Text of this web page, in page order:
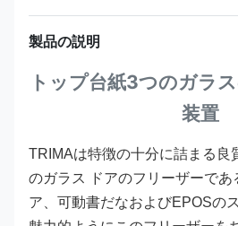
製品の説明
トップ台紙3つのガラ
装置
TRIMAは特徴の十分に詰まる良
のガラス ドアのフリーザーであ
ア、可動書だなおよびEPOSの